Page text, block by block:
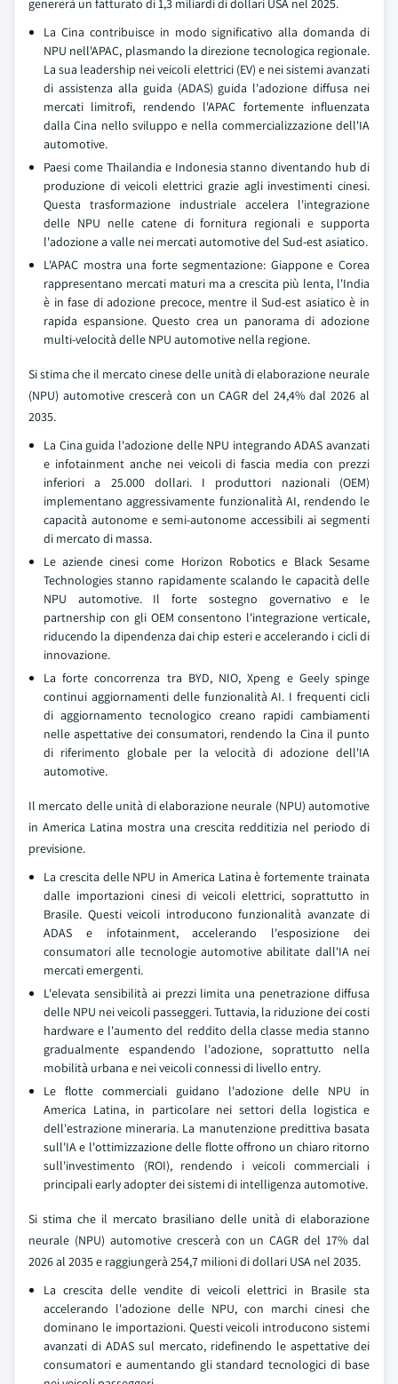
genererà un fatturato di 1,3 miliardi di dollari USA nel 2025.
La Cina contribuisce in modo significativo alla domanda di
NPU nell'APAC, plasmando la direzione tecnologica regionale.
La sua leadership nei veicoli elettrici (EV) e nei sistemi avanzati
di assistenza alla guida (ADAS) guida l'adozione diffusa nei
mercati limitrofi, rendendo l'APAC fortemente influenzata
dalla Cina nello sviluppo e nella commercializzazione dell'IA
automotive.
Paesi come Thailandia e Indonesia stanno diventando hub di
produzione di veicoli elettrici grazie agli investimenti cinesi.
Questa trasformazione industriale accelera l'integrazione
delle NPU nelle catene di fornitura regionali e supporta
l'adozione a valle nei mercati automotive del Sud-est asiatico.
L'APAC mostra una forte segmentazione: Giappone e Corea
rappresentano mercati maturi ma a crescita più lenta, l'India
è in fase di adozione precoce, mentre il Sud-est asiatico è in
rapida espansione. Questo crea un panorama di adozione
multi-velocità delle NPU automotive nella regione.
Si stima che il mercato cinese delle unità di elaborazione neurale
(NPU) automotive crescerà con un CAGR del 24,4% dal 2026 al
2035.
La Cina guida l'adozione delle NPU integrando ADAS avanzati
e infotainment anche nei veicoli di fascia media con prezzi
inferiori a 25.000 dollari. I produttori nazionali (OEM)
implementano aggressivamente funzionalità AI, rendendo le
capacità autonome e semi-autonome accessibili ai segmenti
di mercato di massa.
Le aziende cinesi come Horizon Robotics e Black Sesame
Technologies stanno rapidamente scalando le capacità delle
NPU automotive. Il forte sostegno governativo e le
partnership con gli OEM consentono l'integrazione verticale,
riducendo la dipendenza dai chip esteri e accelerando i cicli di
innovazione.
La forte concorrenza tra BYD, NIO, Xpeng e Geely spinge
continui aggiornamenti delle funzionalità AI. I frequenti cicli
di aggiornamento tecnologico creano rapidi cambiamenti
nelle aspettative dei consumatori, rendendo la Cina il punto
di riferimento globale per la velocità di adozione dell'IA
automotive.
Il mercato delle unità di elaborazione neurale (NPU) automotive
in America Latina mostra una crescita redditizia nel periodo di
previsione.
La crescita delle NPU in America Latina è fortemente trainata
dalle importazioni cinesi di veicoli elettrici, soprattutto in
Brasile. Questi veicoli introducono funzionalità avanzate di
ADAS e infotainment, accelerando l'esposizione dei
consumatori alle tecnologie automotive abilitate dall'IA nei
mercati emergenti.
L'elevata sensibilità ai prezzi limita una penetrazione diffusa
delle NPU nei veicoli passeggeri. Tuttavia, la riduzione dei costi
hardware e l'aumento del reddito della classe media stanno
gradualmente espandendo l'adozione, soprattutto nella
mobilità urbana e nei veicoli connessi di livello entry.
Le flotte commerciali guidano l'adozione delle NPU in
America Latina, in particolare nei settori della logistica e
dell'estrazione mineraria. La manutenzione predittiva basata
sull'IA e l'ottimizzazione delle flotte offrono un chiaro ritorno
sull'investimento (ROI), rendendo i veicoli commerciali i
principali early adopter dei sistemi di intelligenza automotive.
Si stima che il mercato brasiliano delle unità di elaborazione
neurale (NPU) automotive crescerà con un CAGR del 17% dal
2026 al 2035 e raggiungerà 254,7 milioni di dollari USA nel 2035.
La crescita delle vendite di veicoli elettrici in Brasile sta
accelerando l'adozione delle NPU, con marchi cinesi che
dominano le importazioni. Questi veicoli introducono sistemi
avanzati di ADAS sul mercato, ridefinendo le aspettative dei
consumatori e aumentando gli standard tecnologici di base